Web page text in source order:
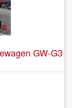
GW-G3